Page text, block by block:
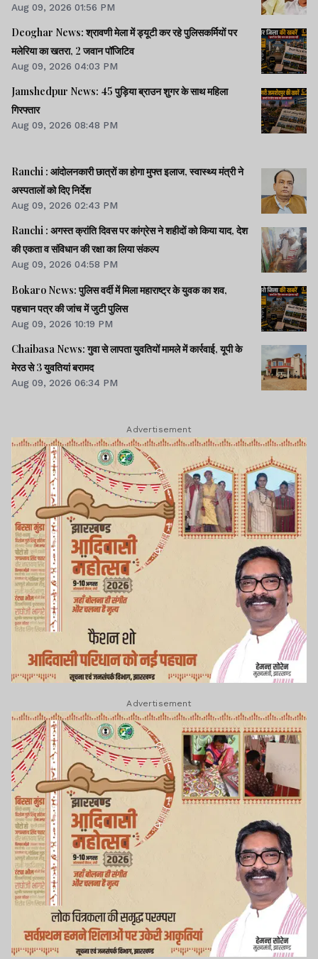
Aug 09, 2026 01:56 PM
Deoghar News: श्रावणी मेला में ड्यूटी कर रहे पुलिसकर्मियों पर
मलेरिया का खतरा, 2 जवान पॉजिटिव
Aug 09, 2026 04:03 PM
Jamshedpur News: 45 पुड़िया ब्राउन शुगर के साथ महिला
गिरफ्तार
Aug 09, 2026 08:48 PM
Ranchi : आंदोलनकारी छात्रों का होगा मुफ्त इलाज, स्वास्थ्य मंत्री ने
अस्पतालों को दिए निर्देश
Aug 09, 2026 02:43 PM
Ranchi : अगस्त क्रांति दिवस पर कांग्रेस ने शहीदों को किया याद, देश
की एकता व संविधान की रक्षा का लिया संकल्प
Aug 09, 2026 04:58 PM
Bokaro News: पुलिस वर्दी में मिला महाराष्ट्र के युवक का शव,
पहचान पत्र की जांच में जुटी पुलिस
Aug 09, 2026 10:19 PM
Chaibasa News: गुवा से लापता युवतियों मामले में कार्रवाई, यूपी के
मेरठ से 3 युवतियां बरामद
Aug 09, 2026 06:34 PM
Advertisement
Advertisement